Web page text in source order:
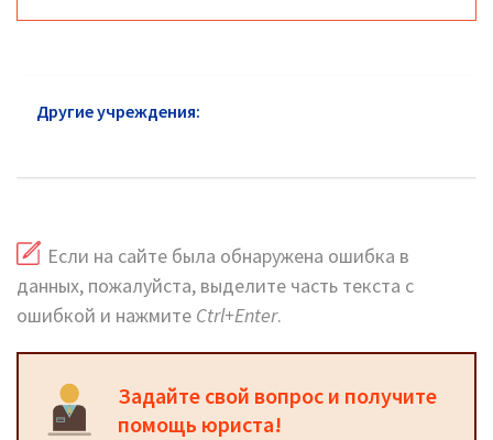
Другие учреждения:
Если на сайте была обнаружена ошибка в
данных, пожалуйста, выделите часть текста с
ошибкой и нажмите Ctrl+Enter.
Задайте свой вопрос и получите
помощь юриста!